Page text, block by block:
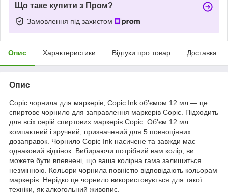
Що таке купити з Пром?
Замовлення під захистом
Опис Характеристики Відгуки про товар Доставка
Опис
Copic чорнила для маркерів, Copic Ink об'ємом 12 мл — це
спиртове чорнило для заправлення маркерів Copic. Підходить
для всіх серій спиртових маркерів Copic. Об'єм 12 мл
компактний і зручний, призначений для 5 повноцінних
дозаправок. Чорнило Copic Ink насичене та завжди має
однаковий відтінок. Вибираючи потрібний вам колір, ви
можете бути впевнені, що ваша колірна гама залишиться
незмінною. Кольори чорнила повністю відповідають кольорам
маркерів. Нерідко це чорнило використовується для такої
техніки, як алкогольний живопис.